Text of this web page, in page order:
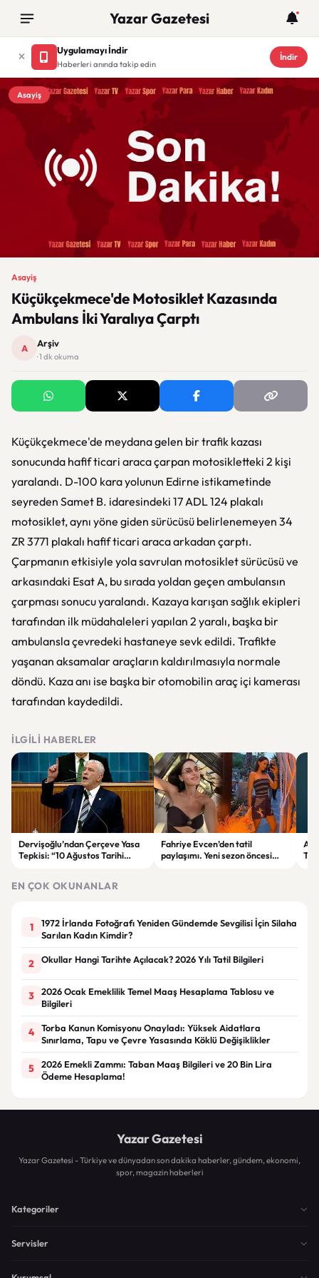
Yazar Gazetesi
Uygulamayı İndir
Haberleri anında takip edin
İndir
Asayiş
Asayiş
Küçükçekmece'de Motosiklet Kazasında
Ambulans İki Yaralıya Çarptı
A Arşiv
· 1 dk okuma
Küçükçekmece'de meydana gelen bir trafik kazası
sonucunda hafif ticari araca çarpan motosikletteki 2 kişi
yaralandı. D-100 kara yolunun Edirne istikametinde
seyreden Samet B. idaresindeki 17 ADL 124 plakalı
motosiklet, aynı yöne giden sürücüsü belirlenemeyen 34
ZR 3771 plakalı hafif ticari araca arkadan çarptı.
Çarpmanın etkisiyle yola savrulan motosiklet sürücüsü ve
arkasındaki Esat A, bu sırada yoldan geçen ambulansın
çarpması sonucu yaralandı. Kazaya karışan sağlık ekipleri
tarafından ilk müdahaleleri yapılan 2 yaralı, başka bir
ambulansla çevredeki hastaneye sevk edildi. Trafikte
yaşanan aksamalar araçların kaldırılmasıyla normale
döndü. Kaza anı ise başka bir otomobilin araç içi kamerası
tarafından kaydedildi.
İLGILI HABERLER
Dervişoğlu’ndan Çerçeve Yasa
Tepkisi: “10 Ağustos Tarihi
Fahriye Evcen’den tatil
paylaşımı. Yeni sezon öncesi
EN ÇOK OKUNANLAR
1
1972 İrlanda Fotoğrafı Yeniden Gündemde Sevgilisi İçin Silaha
Sarılan Kadın Kimdir?
2 Okullar Hangi Tarihte Açılacak? 2026 Yılı Tatil Bilgileri
3
2026 Ocak Emeklilik Temel Maaş Hesaplama Tablosu ve
Bilgileri
4
Torba Kanun Komisyonu Onayladı: Yüksek Aidatlara
Sınırlama, Tapu ve Çevre Yasasında Köklü Değişiklikler
5
2026 Emekli Zammı: Taban Maaş Bilgileri ve 20 Bin Lira
Ödeme Hesaplama!
Yazar Gazetesi
Yazar Gazetesi - Türkiye ve dünyadan son dakika haberler, gündem, ekonomi,
spor, magazin haberleri
Kategoriler
Servisler